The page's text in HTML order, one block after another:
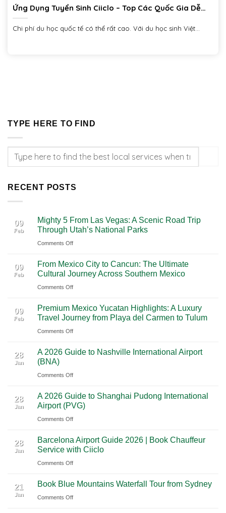
Ứng Dụng Tuyển Sinh Ciiclo – Top Các Quốc Gia Dễ
Xin Học Bổng Cho Du Học Sinh Việt Nam
Chi phí du học quốc tế có thể rất cao. Với du học sinh Việt...
TYPE HERE TO FIND
RECENT POSTS
09
Feb
Mighty 5 From Las Vegas: A Scenic Road Trip
Through Utah’s National Parks
Comments Offon
5
From
Las
A
Scenic
Road
Through
National
09
Feb
From Mexico City to Cancun: The Ultimate
Cultural Journey Across Southern Mexico
Comments Offon
Mexico
City
to
The
Cultural
Across
Southern
Mexico
09
Feb
Premium Mexico Yucatan Highlights: A Luxury
Travel Journey from Playa del Carmen to Tulum
Comments Offon
Mexico
Highlights:
Luxury
Travel
Journey
Playa
del
Carmen
Tulum
28
Jan
A 2026 Guide to Nashville International Airport
(BNA)
Comments Offon
2026
Guide
to
International
Airport
(BNA)
28
Jan
A 2026 Guide to Shanghai Pudong International
Airport (PVG)
Comments Offon
2026
Guide
to
Pudong
International
28
Jan
Barcelona Airport Guide 2026 | Book Chauffeur
Service with Ciiclo
Comments Offon
Airport
Guide
21
Jan
Book Blue Mountains Waterfall Tour from Sydney
Comments Offon